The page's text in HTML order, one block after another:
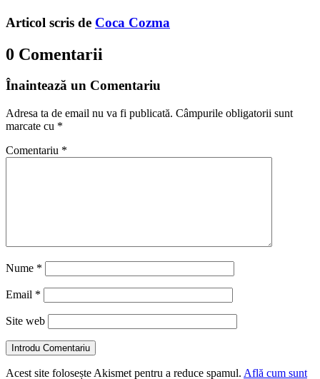
Articol scris de Coca Cozma
0 Comentarii
Înaintează un Comentariu
Adresa ta de email nu va fi publicată. Câmpurile obligatorii sunt
marcate cu *
Comentariu *
Nume *
Email *
Site web
Introdu Comentariu
Acest site folosește Akismet pentru a reduce spamul. Află cum sunt